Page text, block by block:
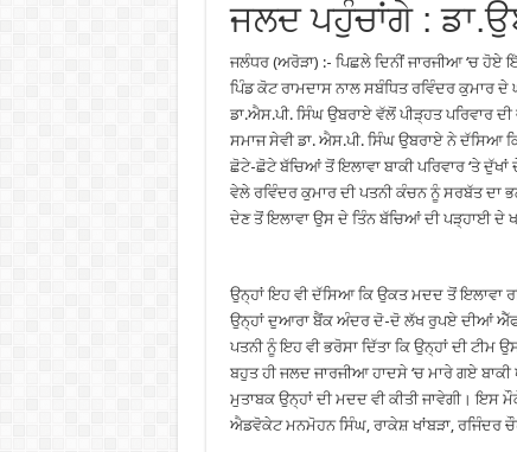
ਜਲਦ ਪਹੁੰਚਾਂਗੇ :
ਜਲੰਧਰ (ਅਰੋੜਾ) :- ਪਿਛਲੇ ਦਿਨੀਂ ਜਾਰਜੀਆ ‘ਚ ਹੋਏ
ਪਿੰਡ ਕੋਟ ਰਾਮਦਾਸ ਨਾਲ ਸਬੰਧਿਤ ਰਵਿੰਦਰ ਕੁਮਾਰ
ਡਾ.ਐਸ.ਪੀ. ਸਿੰਘ ਉਬਰਾਏ ਵੱਲੋਂ ਪੀੜ੍ਹਤ ਪਰਿਵਾਰ
ਸਮਾਜ ਸੇਵੀ ਡਾ. ਐਸ.ਪੀ. ਸਿੰਘ ਉਬਰਾਏ ਨੇ ਦੱਸਿਆ
ਛੋਟੇ-ਛੋਟੇ ਬੱਚਿਆਂ ਤੋਂ ਇਲਾਵਾ ਬਾਕੀ ਪਰਿਵਾਰ ‘ਤੇ
ਵੇਲੇ ਰਵਿੰਦਰ ਕੁਮਾਰ ਦੀ ਪਤਨੀ ਕੰਚਨ ਨੂੰ ਸਰਬੱਤ ਦਾ
ਦੇਣ ਤੋਂ ਇਲਾਵਾ ਉਸ ਦੇ ਤਿੰਨ ਬੱਚਿਆਂ ਦੀ ਪੜ੍ਹਾਈ ਦੇ
ਉਨ੍ਹਾਂ ਇਹ ਵੀ ਦੱਸਿਆ ਕਿ ਉਕਤ ਮਦਦ ਤੋਂ ਇਲਾਵਾ
ਉਨ੍ਹਾਂ ਦੁਆਰਾ ਬੈਂਕ ਅੰਦਰ ਦੋ-ਦੋ ਲੱਖ ਰੁਪਏ ਦੀਆਂ
ਪਤਨੀ ਨੂੰ ਇਹ ਵੀ ਭਰੋਸਾ ਦਿੱਤਾ ਕਿ ਉਨ੍ਹਾਂ ਦੀ
ਬਹੁਤ ਹੀ ਜਲਦ ਜਾਰਜੀਆ ਹਾਦਸੇ ‘ਚ ਮਾਰੇ ਗਏ
ਮੁਤਾਬਕ ਉਨ੍ਹਾਂ ਦੀ ਮਦਦ ਵੀ ਕੀਤੀ ਜਾਵੇਗੀ।
ਐਡਵੋਕੇਟ ਮਨਮੋਹਨ ਸਿੰਘ, ਰਾਕੇਸ਼ ਖਾਂਬੜਾ, ਰਜਿੰਦਰ